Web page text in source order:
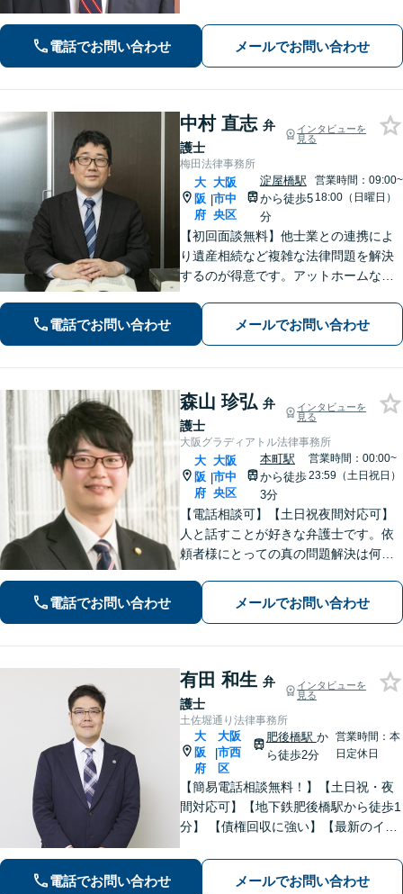
士」であり続けます！最後まであなた
の味方です！【初回相談無料】
電話でお問い合わせ メールでお問い合わせ
中村 直志 弁
護士
インタビューを
見る
梅田法律事務所
大
阪
府
|
大阪
市中
央区
淀屋橋駅
から徒歩5
分
営業時間：09:00~
18:00（日曜日）
【初回面談無料】他士業との連携によ
り遺産相続など複雑な法律問題を解決
するのが得意です。アットホームな事
い。丁寧にお話をうがかい、最後まで
寄り添ってサポートします。
電話でお問い合わせ メールでお問い合わせ
森山 珍弘 弁
護士
インタビューを
見る
大阪グラディアトル法律事務所
大
阪
府
|
大阪
市中
央区
本町駅
から徒歩
3分
営業時間：00:00~
23:59（土日祝日）
【電話相談可】【土日祝夜間対応可】
人と話すことが好きな弁護士です。依
頼者様にとっての真の問題解決は何
な対応を心がけます。離婚・刑事事
件・相続など何でもご相談ください。
電話でお問い合わせ メールでお問い合わせ
有田 和生 弁
護士
インタビューを
見る
土佐堀通り法律事務所
大
阪
府
|
大阪
市西
区
肥後橋駅 か
ら徒歩2分
営業時間：本
日定休日
【簡易電話相談無料！】【土日祝・夜
間対応可】【地下鉄肥後橋駅から徒歩1
分】 【債権回収に強い】【最新のイン
けで解決することもよくあります。ま
ずはお気軽にご相談下さい。【ビデオ
電話でお問い合わせ メールでお問い合わせ